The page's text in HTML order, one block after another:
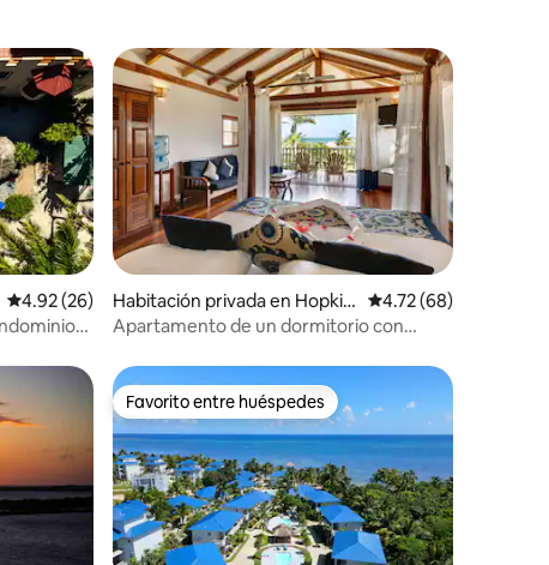
Calificación promedio: 4.92 de 5, 26 reseñas
4.92 (26)
Habitación privada en Hopkin
s
Calificación
4.72 (68)
Apartamento de un dormitorio con
Favorito entre huéspedes
Favorito entre huéspedes